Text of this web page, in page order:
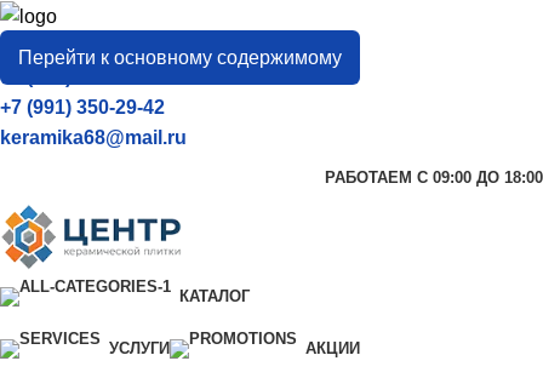
Перейти к основному содержимому
город
Тамбов
+7 (906) 657-33-54
+7 (991) 350-29-42
keramika68@mail.ru
РАБОТАЕМ С 09:00 ДО 18:00
КАТАЛОГ
УСЛУГИ АКЦИИ